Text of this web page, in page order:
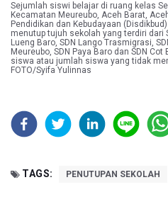
Sejumlah siswi belajar di ruang kelas
Kecamatan Meureubo, Aceh Barat,
Pendidikan dan Kebudayaan
menutup tujuh sekolah yang terdiri dari
Lueng Baro, SDN Lango Trasmigrasi,
Meureubo, SDN Paya Baro dan SDN
siswa atau jumlah siswa yang tidak
FOTO/Syifa Yulinnas
TAGS: PENUTUPAN SEKOLAH